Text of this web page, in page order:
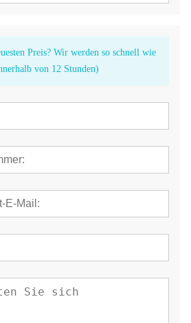
Preis? Wir werden so schnell wie
von 12 Stunden)